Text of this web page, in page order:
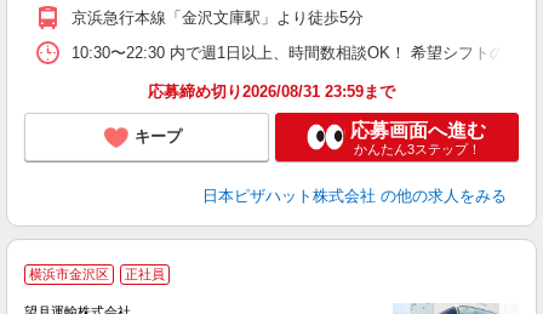
京浜急行本線「金沢文庫駅」より徒歩5分
10:30〜22:30 内で週1日以上、時間数相談OK！ 希望シフトの提
応募締め切り2026/08/31 23:59まで
キープ 応募画面へ進む
かんたん3ステップ！
日本ピザハット株式会社 の他の求人をみる
横浜市金沢区 正社員